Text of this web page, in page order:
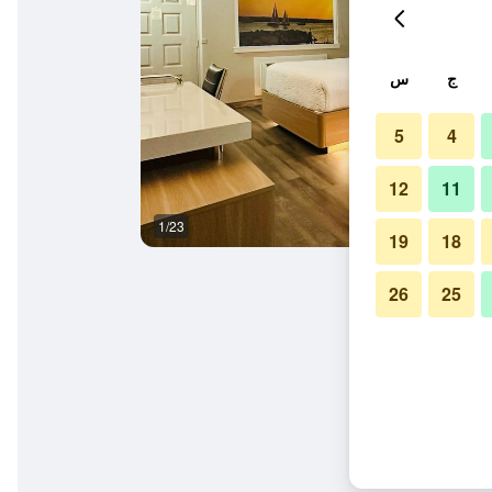
1/23
ج س
4
5
11
12
18
19
25
26